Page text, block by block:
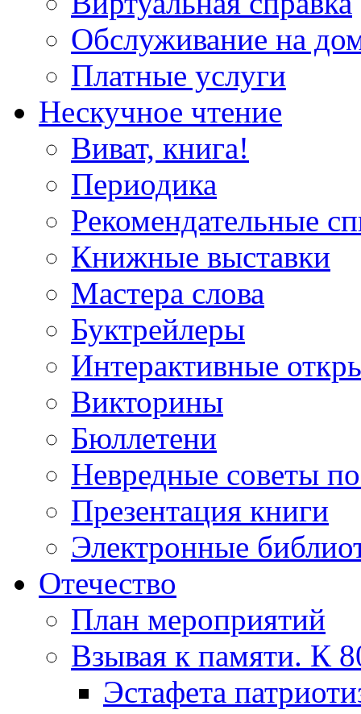
Обслуживание на
Платные услуги
Нескучное чтение
Виват, книга!
Периодика
Рекомендательные
Книжные выставки
Мастера слова
Буктрейлеры
Интерактивные
Викторины
Бюллетени
Невредные советы
Презентация книги
Электронные
Отечество
План мероприятий
Взывая к памяти. К
Эcтафета